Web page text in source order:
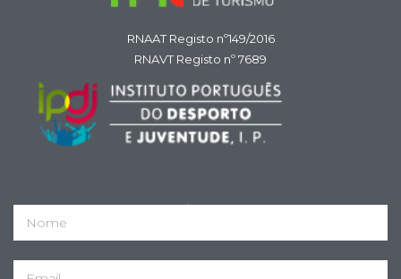
RNAAT Registo nº149/2016
RNAVT Registo nº 7689